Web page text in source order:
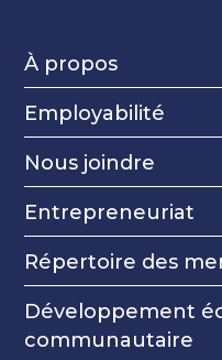
À propos
Employabilité
Nous joindre
Entrepreneuriat
Répertoire des
Développement
communautaire